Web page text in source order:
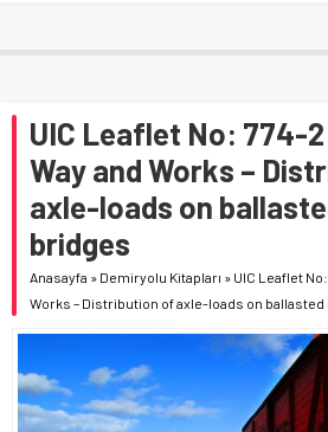
UIC Leaflet No: 774-2
Way and Works –
axle-loads on
bridges
Anasayfa » Demiryolu Kitapları » UIC Leaflet
Works – Distribution of axle-loads on